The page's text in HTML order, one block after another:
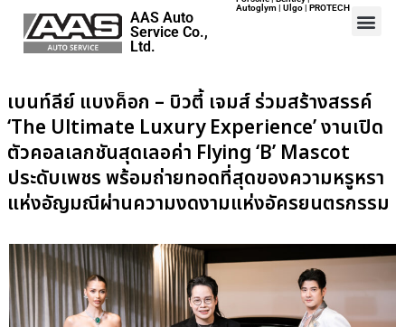
Events
Career
About Us
AAS Auto
Service Co.,
Ltd.
Autoglym | Ulgo | PROTECH
เบนท์ลีย์ แบงค็อก – บิวตี้ เจมส์ ร่วมสร้างสรรค์
‘The Ultimate Luxury Experience’ งานเปิด
ตัวคอลเลกชันสุดเลอค่า Flying ‘B’ Mascot
ประดับเพชร พร้อมถ่ายทอดที่สุดของความหรูหรา
แห่งอัญมณีผ่านความงดงามแห่งอัครยนตรกรรม